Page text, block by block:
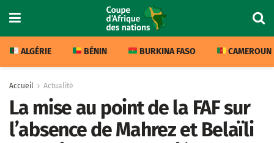
ALGÉRIE BÉNIN BURKINA FASO CAMEROUN
Accueil Actualité
La mise au point de la FAF sur
l’absence de Mahrez et Belaïli